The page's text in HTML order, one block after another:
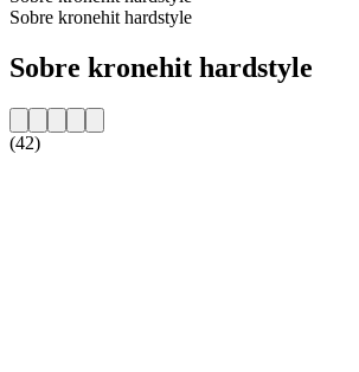
Sobre kronehit hardstyle
Sobre kronehit hardstyle
(42)